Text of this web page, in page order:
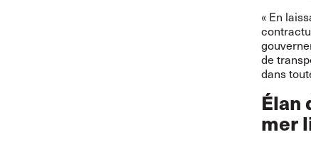
« En
de
dans
Élan
mer